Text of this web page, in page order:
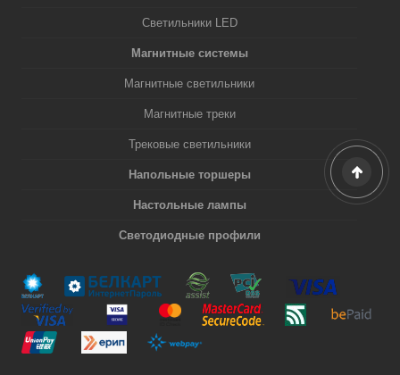
Светильники LED
Магнитные системы
Магнитные светильники
Магнитные треки
Трековые светильники
Напольные торшеры
Настольные лампы
Светодиодные профили